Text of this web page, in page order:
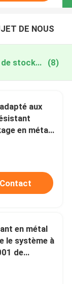
DE NOUS
La Chine rayonnages métalliques de stockage (8)
aux
en métal
pour
Contact
en métal
le système à
de
de